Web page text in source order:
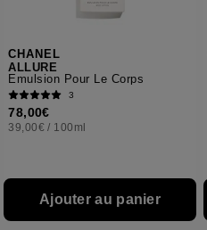
CHANEL
ALLURE
Émulsion Pour Le Corps
3
78,00€
39,00€ / 100ml
Ajouter au panier